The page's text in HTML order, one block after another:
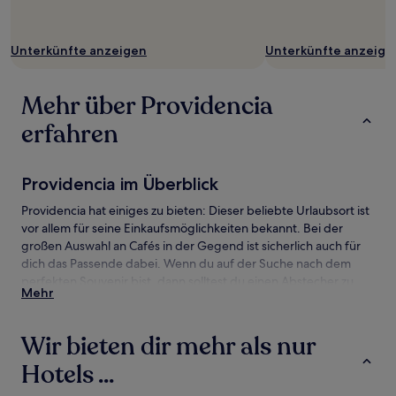
Unterkünfte anzeigen Unterkünfte
Mehr über Providencia
erfahren
Providencia im Überblick
Providencia hat einiges zu bieten: Dieser beliebte Urlaubsort ist
vor allem für seine Einkaufsmöglichkeiten bekannt. Bei der
großen Auswahl an Cafés in der Gegend ist sicherlich auch für
dich das Passende dabei. Wenn du auf der Suche nach dem
folgendem Shopping-Hotspot einplanen: Costanera Center
auch diese Sehenswürdigkeiten: Park von Santiago und
Apoquindo.
Providencia – Anreise
Mehr
Wir bieten dir mehr als nur
Hotels ...